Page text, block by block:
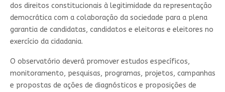
dos direitos constitucionais à legitimidade da representação
democrática com a colaboração da sociedade para a plena
garantia de candidatas, candidatos e eleitoras e eleitores no
exercício da cidadania.
O observatório deverá promover estudos específicos,
monitoramento, pesquisas, programas, projetos, campanhas
e propostas de ações de diagnósticos e proposições de